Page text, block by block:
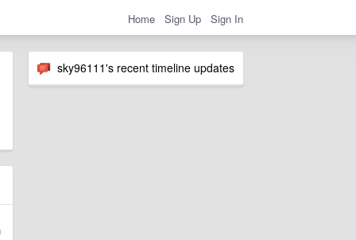
Home Sign Up Sign In
sky96111's recent timeline updates